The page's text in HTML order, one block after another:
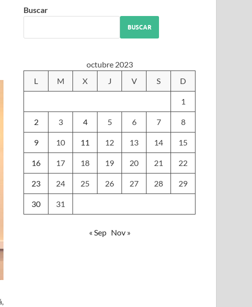
Buscar
BUSCAR
octubre 2023
L
M X J V S D
1
2 3 4 5 6 7 8
9 10 11 12 13 14 15
16 17 18 19 20 21 22
23 24 25 26 27 28 29
30 31
« Sep Nov »